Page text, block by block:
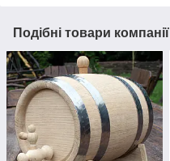
Подібні товари компанії